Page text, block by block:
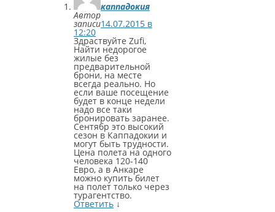
каппадокия
Автор
записи14.07.2015 в
12:20
Здраствуйте Zufi,
Найти недорогое
жилые без
предварительной
брони, на месте
всегда реально. Но
если ваше посещение
будет в конце недели
надо все таки
бронировать заранее.
Сентябр это высокий
сезон в Каппадокии и
могут быть трудности.
Цена полета на одного
человека 120-140
Евро, а в Анкаре
можно купить билет
на полет только через
турагентство.
Ответить ↓